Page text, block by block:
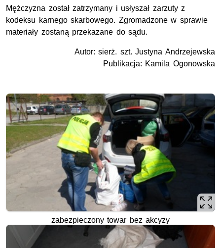
Mężczyzna został zatrzymany i usłyszał zarzuty z
kodeksu karnego skarbowego. Zgromadzone w sprawie
materiały zostaną przekazane do sądu.
Autor: sierż. szt. Justyna Andrzejewska
Publikacja: Kamila Ogonowska
zabezpieczony towar bez akcyzy